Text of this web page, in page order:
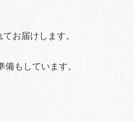
お届けします。
もしています。